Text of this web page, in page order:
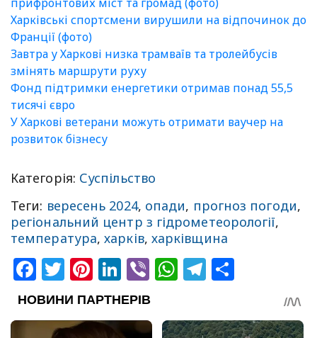
Харківські спортсмени вирушили на відпочинок до
Франції (фото)
Завтра у Харкові низка трамваїв та тролейбусів
змінять маршрути руху
Фонд підтримки енергетики отримав понад 55,5
тисячі євро
У Харкові ветерани можуть отримати ваучер на
розвиток бізнесу
Категорія: Суспільство
Теги: вересень 2024, опади, прогноз погоди,
регіональний центр з гідрометеорології,
температура,харків, харківщина
Facebook
Twitter
Pinterest
LinkedIn
ViberWhatsApp
Telegram